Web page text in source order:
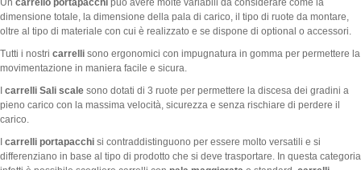
Un carrello portapacchi può avere molte variabili da considerare come la
dimensione totale, la dimensione della pala di carico, il tipo di ruote da montare,
oltre al tipo di materiale con cui è realizzato e se dispone di optional o accessori.
Tutti i nostri carrelli sono ergonomici con impugnatura in gomma per permettere la
movimentazione in maniera facile e sicura.
carrelli Sali scale sono dotati di 3 ruote per permettere la discesa dei gradini a
pieno carico con la massima velocità, sicurezza e senza rischiare di perdere il
carico.
carrelli portapacchi si contraddistinguono per essere molto versatili e si
differenziano in base al tipo di prodotto che si deve trasportare. In questa categoria